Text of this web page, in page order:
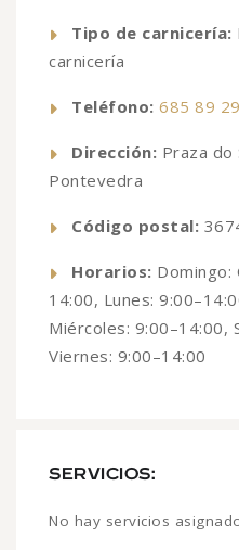
Tipo de carnicería:
carnicería
Teléfono: 685 89
Dirección: Praza do
Pontevedra
Código postal:
Horarios: Domingo:
14:00, Lunes:
Miércoles: 9:00–14:00,
Viernes: 9:00–14:00
SERVICIOS:
No hay servicios